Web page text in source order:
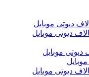
دیوتی موبایل
دیوتی موبایل
دیوتی موبایل
دیوتی موبایل